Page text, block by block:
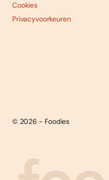
Cookies
Privacyvoorkeuren
© 2026 - Foodies